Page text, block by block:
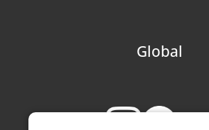
Global